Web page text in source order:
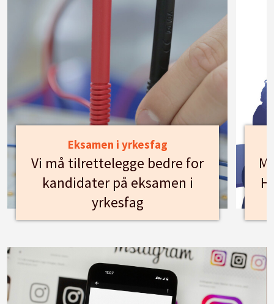
Eksamen i yrkesfag
Vi må tilrettelegge bedre for
kandidater på eksamen i
yrkesfag